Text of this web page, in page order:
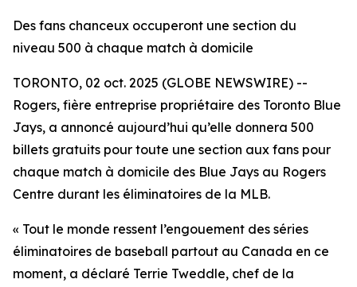
Des fans chanceux occuperont une section du
niveau 500 à chaque match à domicile
TORONTO, 02 oct. 2025 (GLOBE NEWSWIRE) --
Rogers, fière entreprise propriétaire des Toronto Blue
Jays, a annoncé aujourd’hui qu’elle donnera 500
billets gratuits pour toute une section aux fans pour
chaque match à domicile des Blue Jays au Rogers
Centre durant les éliminatoires de la MLB.
« Tout le monde ressent l’engouement des séries
éliminatoires de baseball partout au Canada en ce
moment, a déclaré Terrie Tweddle, chef de la